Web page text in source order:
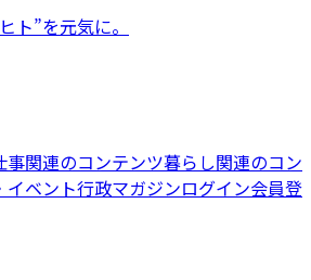
ト”を元気に。
事関連のコンテンツ暮らし関連のコン
イベント行政マガジンログイン会員登